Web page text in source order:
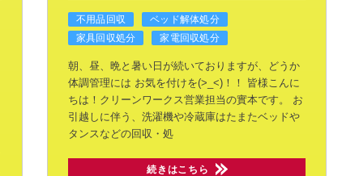
不用品回収
ベッド解体処分
家具回収処分
家電回収処分
朝、昼、晩と暑い日が続いておりますが、どうか
体調管理には お気を付けを(>_<)！！
皆様こんに
ちは！クリーンワークス営業担当の實本です。
お
引越しに伴う、洗濯機や冷蔵庫はたまたベッドや
タンスなどの回収・処
続きはこちら